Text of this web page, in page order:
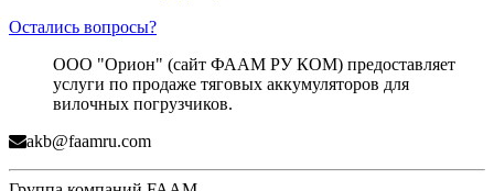
Остались вопросы?
ООО "Орион" (сайт ФААМ РУ КОМ) предоставляет
услуги по продаже тяговых аккумуляторов для
вилочных погрузчиков.
akb@faamru.com